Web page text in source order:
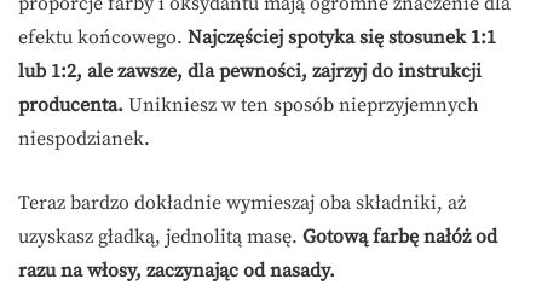
efektu końcowego. Najczęściej spotyka się stosunek 1:1
lub 1:2, ale zawsze, dla pewności, zajrzyj do instrukcji
producenta. Unikniesz w ten sposób nieprzyjemnych
niespodzianek.
Teraz bardzo dokładnie wymieszaj oba składniki, aż
uzyskasz gładką, jednolitą masę. Gotową farbę nałóż od
razu na włosy, zaczynając od nasady.